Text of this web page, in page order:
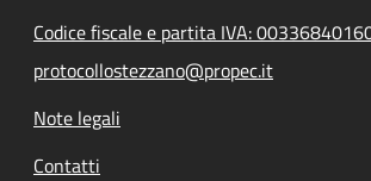
Codice fiscale e partita IVA:
protocollostezzano@propec.it
Note legali
Contatti